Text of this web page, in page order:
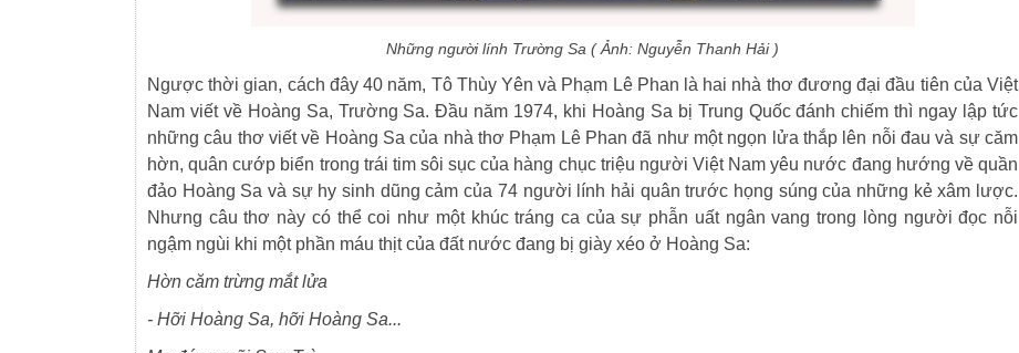
Những người lính Trường Sa ( Ảnh: Nguyễn Thanh Hải )
Ngược thời gian, cách đây 40 năm, Tô Thùy Yên và Phạm Lê Phan là hai nhà thơ đương đại đầu tiên của Việt
Nam viết về Hoàng Sa, Trường Sa. Đầu năm 1974, khi Hoàng Sa bị Trung Quốc đánh chiếm thì ngay lập tức
những câu thơ viết về Hoàng Sa của nhà thơ Phạm Lê Phan đã như một ngọn lửa thắp lên nỗi đau và sự căm
hờn, quân cướp biển trong trái tim sôi sục của hàng chục triệu người Việt Nam yêu nước đang hướng về quần
đảo Hoàng Sa và sự hy sinh dũng cảm của 74 người lính hải quân trước họng súng của những kẻ xâm lược.
Nhưng câu thơ này có thể coi như một khúc tráng ca của sự phẫn uất ngân vang trong lòng người đọc nỗi
ngậm ngùi khi một phần máu thịt của đất nước đang bị giày xéo ở Hoàng Sa:
Hờn căm trừng mắt lửa
- Hỡi Hoàng Sa, hỡi Hoàng Sa...